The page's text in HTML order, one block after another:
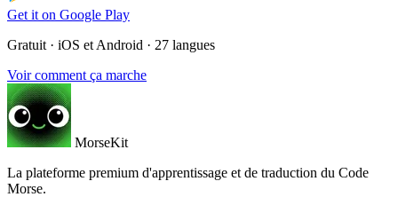
Get it on Google Play
Gratuit · iOS et Android · 27 langues
Voir comment ça marche
MorseKit
La plateforme premium d'apprentissage et de traduction du Code
Morse.